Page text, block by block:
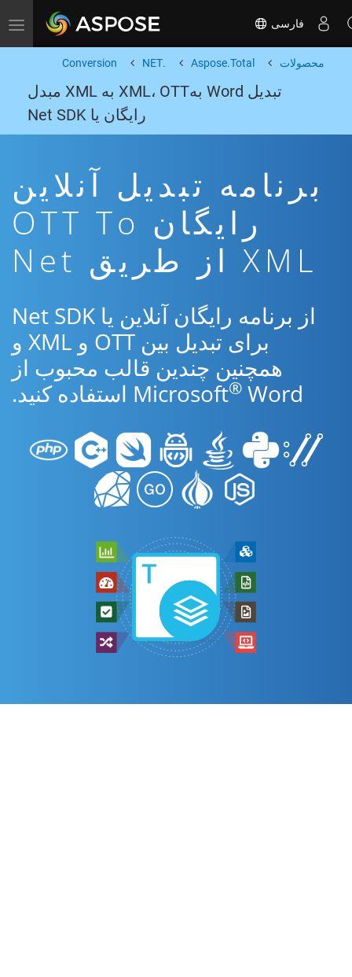
Toggle navigation فارسی
محصولات Aspose.Total
.NET
Conversion
تبدیل Word بهXML، OTT به XML مبدل
رایگان یا Net SDK
برنامه تبدیل آنلاین
رایگان OTT To
XML از طریق Net
از برنامه رایگان آنلاین یا Net SDK
برای تبدیل بین OTT و XML و
همچنین چندین قالب محبوب از
Microsoft® Word استفاده کنید.